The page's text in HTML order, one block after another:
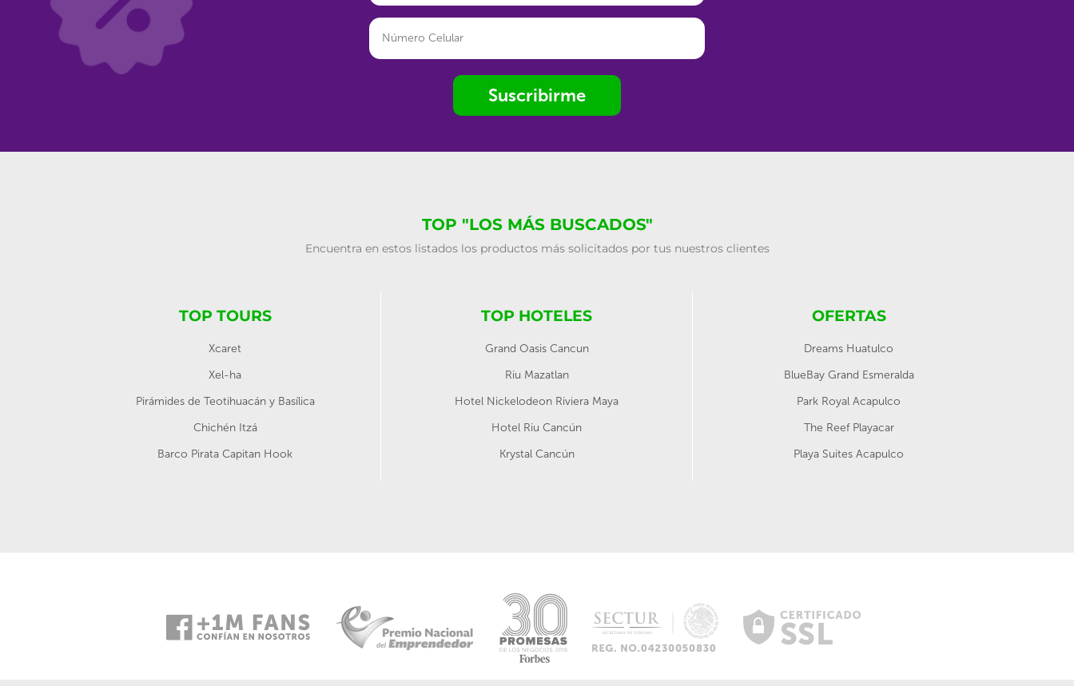
Suscribirme
TOP "LOS MÁS BUSCADOS"
Encuentra en estos listados los productos más solicitados por tus nuestros clientes
TOP TOURS
Xcaret
Xel-ha
Pirámides de Teotihuacán y Basílica
Chichén Itzá
Barco Pirata Capitan Hook
TOP HOTELES
Grand Oasis Cancun
Riu Mazatlan
Hotel Nickelodeon Riviera Maya
Hotel Riu Cancún
Krystal Cancún
OFERTAS
Dreams Huatulco
BlueBay Grand Esmeralda
Park Royal Acapulco
The Reef Playacar
Playa Suites Acapulco